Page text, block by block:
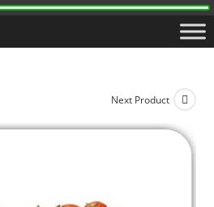
Next Product